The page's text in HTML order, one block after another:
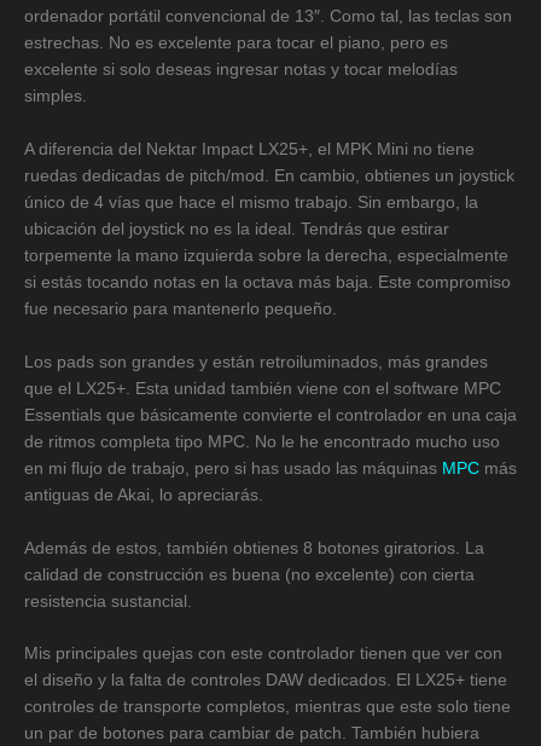
ordenador portátil convencional de 13″. Como tal, las teclas son
estrechas. No es excelente para tocar el piano, pero es
excelente si solo deseas ingresar notas y tocar melodías
simples.
A diferencia del Nektar Impact LX25+, el MPK Mini no tiene
ruedas dedicadas de pitch/mod. En cambio, obtienes un joystick
único de 4 vías que hace el mismo trabajo. Sin embargo, la
ubicación del joystick no es la ideal. Tendrás que estirar
torpemente la mano izquierda sobre la derecha, especialmente
si estás tocando notas en la octava más baja. Este compromiso
fue necesario para mantenerlo pequeño.
Los pads son grandes y están retroiluminados, más grandes
que el LX25+. Esta unidad también viene con el software MPC
Essentials que básicamente convierte el controlador en una caja
de ritmos completa tipo MPC. No le he encontrado mucho uso
en mi flujo de trabajo, pero si has usado las máquinas MPC más
antiguas de Akai, lo apreciarás.
Además de estos, también obtienes 8 botones giratorios. La
calidad de construcción es buena (no excelente) con cierta
resistencia sustancial.
Mis principales quejas con este controlador tienen que ver con
el diseño y la falta de controles DAW dedicados. El LX25+ tiene
controles de transporte completos, mientras que este solo tiene
un par de botones para cambiar de patch. También hubiera